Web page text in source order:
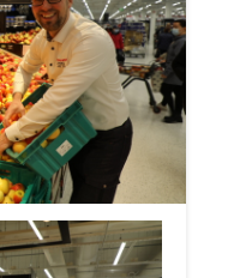
kauppoja eri
ja
kuukauden aikana
ovat
huomiota